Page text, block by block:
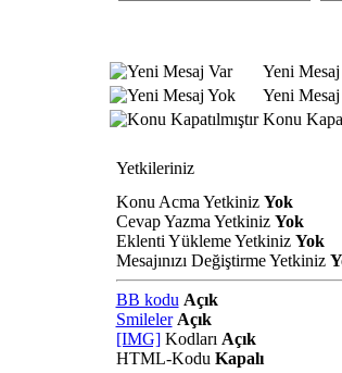
Yeni
Yeni
Konu
Yetkileriniz
Konu Acma Yetkiniz Yok
Cevap Yazma Yetkiniz Yok
Eklenti Yükleme Yetkiniz Yok
Mesajınızı Değiştirme Yetkiniz
BB kodu Açık
Smileler Açık
[IMG]Kodları Açık
HTML-Kodu Kapalı